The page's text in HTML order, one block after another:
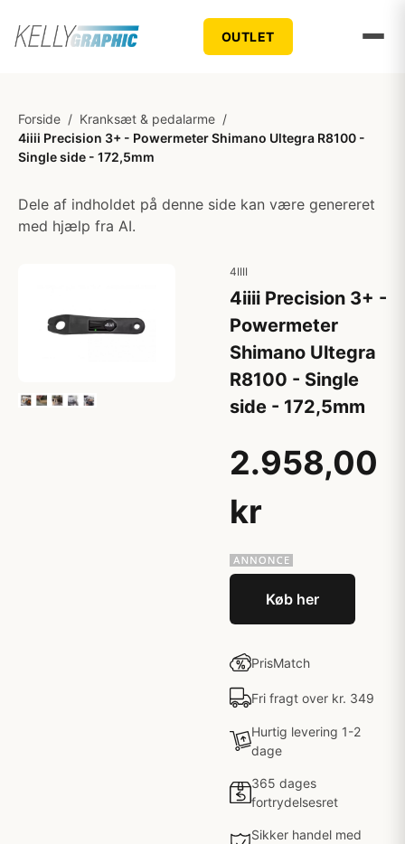
OUTLET
Forside / Kranksæt & pedalarme /
4iiii Precision 3+ - Powermeter Shimano Ultegra R8100 -
Single side - 172,5mm
Dele af indholdet på denne side kan være genereret
med hjælp fra AI.
4IIII
4iiii Precision 3+ -
Powermeter
Shimano Ultegra
R8100 - Single
side - 172,5mm
2.958,00
kr
Køb her
PrisMatch
Fri fragt over kr. 349
Hurtig levering 1-2
dage
365 dages
fortrydelsesret
Sikker handel med